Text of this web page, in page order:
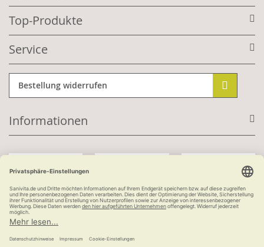
Top-Produkte
Service
Bestellung widerrufen
Informationen
Kauf auf Rechnung